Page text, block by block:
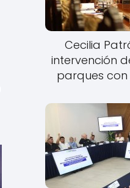
Cecilia
intervención
parques con